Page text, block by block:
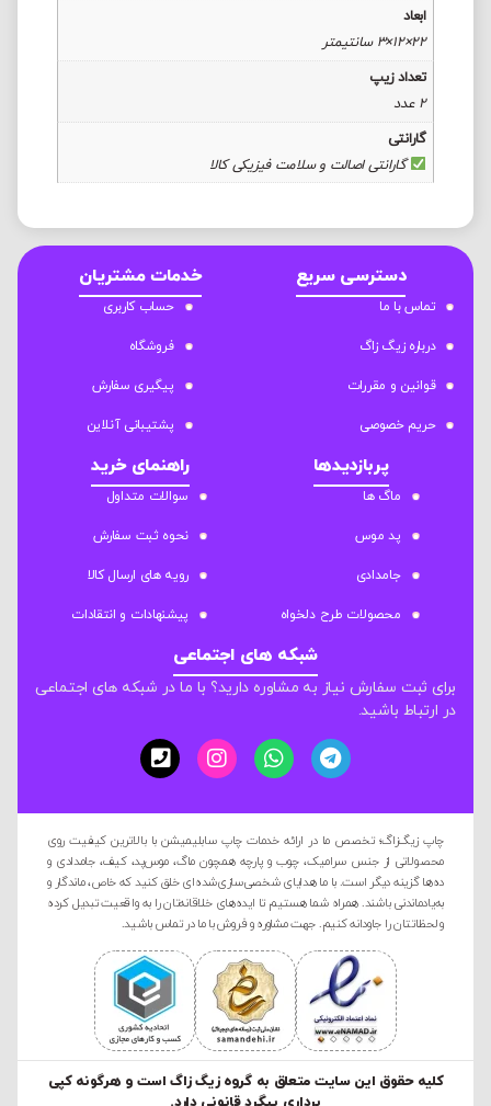
ابعاد
22×12×3 سانتیمتر
تعداد زیپ
2 عدد
گارانتی
گارانتی اصالت و سلامت فیزیکی کالا
دسترسی سریع
تماس با ما
درباره زیگ زاگ
قوانین و مقررات
حریم خصوصی
خدمات مشتریان
حساب کاربری
فروشگاه
پیگیری سفارش
پشتیبانی آنلاین
پربازدیدها
ماگ ها
پد موس
جامدادی
محصولات طرح دلخواه
راهنمای خرید
سوالات متداول
نحوه ثبت سفارش
رویه های ارسال کالا
پیشنهادات و انتقادات
شبکه های اجتماعی
برای ثبت سفارش نیاز به مشاوره دارید؟ با ما در شبکه های اجتماعی
در ارتباط باشید.
چاپ زیگ‌زاگ؛ تخصص ما در ارائه خدمات چاپ سابلیمیشن با بالاترین کیفیت روی
محصولاتی از جنس سرامیک، چوب و پارچه همچون ماگ، موس‌پد، کیف، جامدادی و
ده‌ها گزینه دیگر است. با ما هدایای شخصی‌سازی‌شده‌ای خلق کنید که خاص، ماندگار و
به‌یادماندنی باشند. همراه شما هستیم تا ایده‌های خلاقانه‌تان را به واقعیت تبدیل کرده
و لحظاتتان را جاودانه کنیم. جهت مشاوره و فروش با ما در تماس باشید.
کليه حقوق این سایت متعلق به گروه زیگ زاگ است و هرگونه کپی